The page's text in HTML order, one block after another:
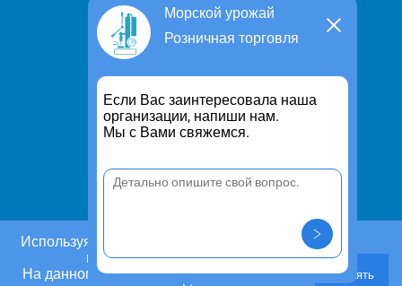
Морской урожай
Розничная торговля
Если Вас заинтересовала наша
организации, напиши нам.
Мы с Вами свяжемся.
Используя этот сайт, Вы даете согласие на
использование cookies.
На данном этапе Вы можете отказаться от
Принять
Найти услугу
Предложить свою услугу
Дропшиппинг
Транспортные услуги
Информация
Политика конфиденциальности
Контакты